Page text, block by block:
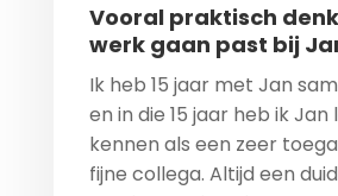
Vooral praktisch
werk gaan past bij
Ik heb 15 jaar met Jan
en in die 15 jaar heb ik Jan
kennen als een zeer
fijne collega. Altijd een